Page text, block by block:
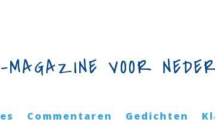
VOOR
Commentaren Gedichten